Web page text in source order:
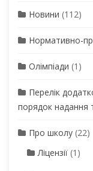
Новини (112)
Нормативно-
Олімпіади (1)
Перелік
порядок надання
Про школу (22)
Ліцензії (1)